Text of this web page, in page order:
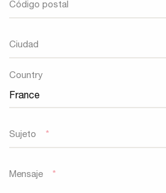
Código postal
Ciudad
Pais
Country
Sujeto *
Mensaje *